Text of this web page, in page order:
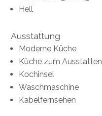
Hell
Ausstattung
Moderne Küche
Küche zum Ausstatten
Kochinsel
Waschmaschine
Kabelfernsehen